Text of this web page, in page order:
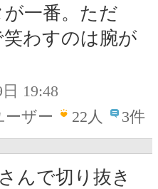
一番。ただ
笑わすのは腕が
19:48
ーザー
22人 3件
んで切り抜き